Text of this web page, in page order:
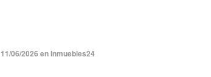
11/06/2026 en Inmuebles24